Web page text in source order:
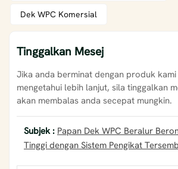
Dek WPC Komersial
Tinggalkan Mesej
Jika anda berminat dengan produk kami
mengetahui lebih lanjut, sila tinggalkan
akan membalas anda secepat mungkin.
Subjek : Papan Dek WPC Beralur
Tinggi dengan Sistem Pengikat